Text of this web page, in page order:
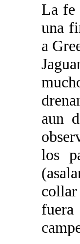
La fe
una
a
aun
los
fuera